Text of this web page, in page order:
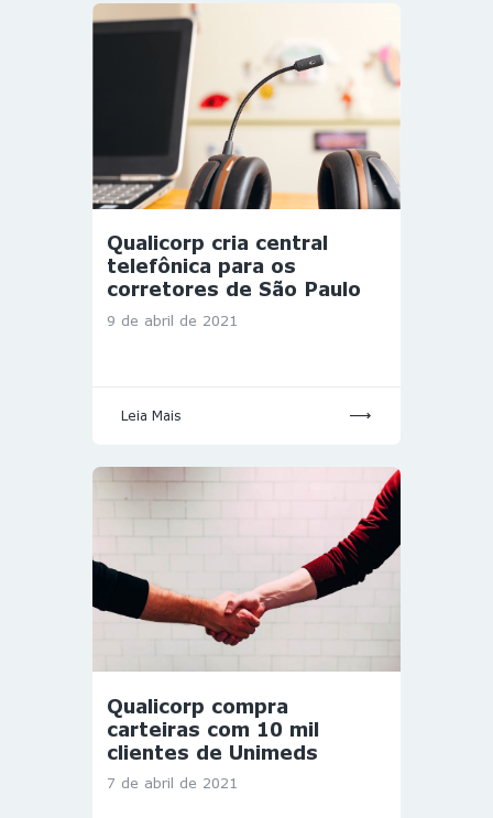
Qualicorp cria central
telefônica para os
corretores de São Paulo
9 de abril de 2021
Leia Mais
Qualicorp compra
carteiras com 10 mil
clientes de Unimeds
7 de abril de 2021